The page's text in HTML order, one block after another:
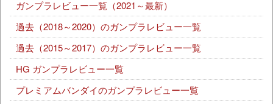
ガンプラレビュー一覧（2021～最新）
過去（2018～2020）のガンプラレビュー一覧
過去（2015～2017）のガンプラレビュー一覧
HG ガンプラレビュー一覧
プレミアムバンダイのガンプラレビュー一覧